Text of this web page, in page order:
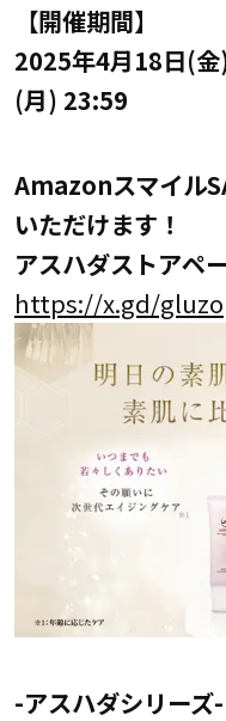
【開催期間】
2025年4月18日(
(月) 23:59
Amazonスマイル
いただけます！
アスハダストアペ
https://x.gd/gluzo
-アスハダシリーズ-